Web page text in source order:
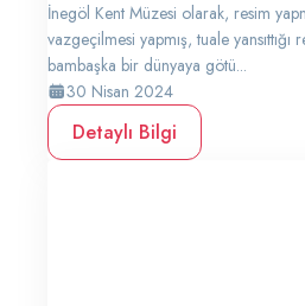
İnegöl Kent Müzesi olarak, resim
vazgeçilmesi yapmış, tuale
bambaşka bir dünyaya götü...
30 Nisan 2024
Detaylı Bilgi